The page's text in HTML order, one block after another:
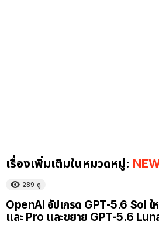
เรื่องเพิ่มเติมในหมวดหมู่:
289 ดู
OpenAI อัปเกรด GPT-5.6 Sol ใ
และ Pro และขยาย GPT-5.6